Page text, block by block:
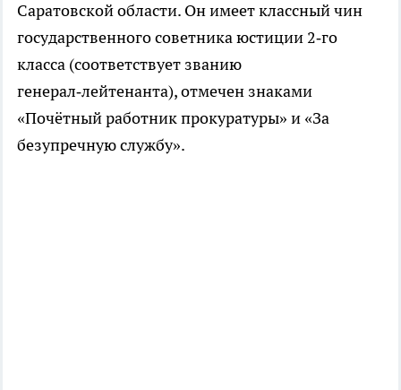
Саратовской области. Он имеет классный чин
государственного советника юстиции 2‑го
класса (соответствует званию
генерал‑лейтенанта), отмечен знаками
«Почётный работник прокуратуры» и «За
безупречную службу».